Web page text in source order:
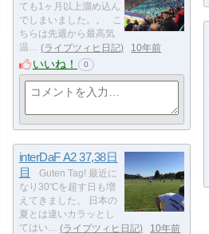
ても1ヶ月以上溜め込ん
でしまいました。。 こ
ちらは先週から最高気
温…
ライプツィヒ日記 10年前
いいね！ 0
interDaF A2 37,38日
目
Guten Tag! 最近に
なり30℃を超す日も増
えてきました。 日本の
夏とは違いカラッとし
てはい…
ライプツィヒ日記 10年前